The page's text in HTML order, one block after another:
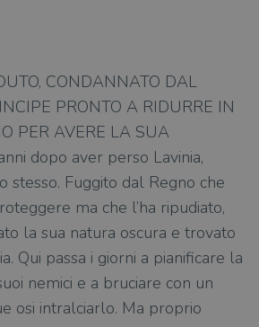
CONDANNATO DAL
PRONTO A RIDURRE IN
PER AVERE LA SUA
dopo aver perso Lavinia,
stesso. Fuggito dal Regno che
ma che l’ha ripudiato,
la sua natura oscura e trovato
Qui passa i giorni a pianificare la
nemici e a bruciare con un
osi intralciarlo. Ma proprio